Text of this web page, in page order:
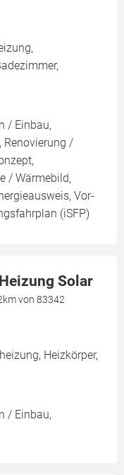
/ Einbau,
Renovierung /
/ Wärmebild,
Vor-
(iSFP)
Solar
von 83342
Heizkörper,
/ Einbau,